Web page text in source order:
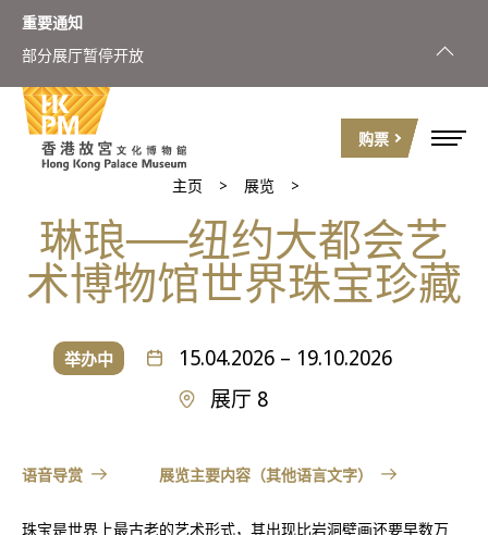
购票
重要通知
部分展厅暂停开放
8月8日
主页 展览
琳琅──纽约大都会艺
术博物馆世界珠宝珍藏
举办中
15.04.2026 – 19.10.2026
展厅 8
语音导赏 展览主要内容（其他语言文字）
珠宝是世界上最古老的艺术形式，其出现比岩洞壁画还要早数万